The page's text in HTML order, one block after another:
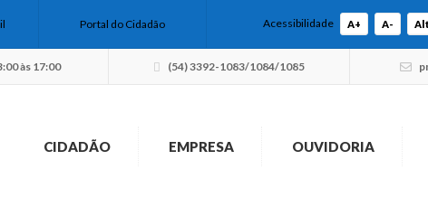
Portal do Cidadão Acessibilidade A+ A-
às 17:00 (54) 3392-1083/1084/1085
CIDADÃO EMPRESA OUVIDORIA